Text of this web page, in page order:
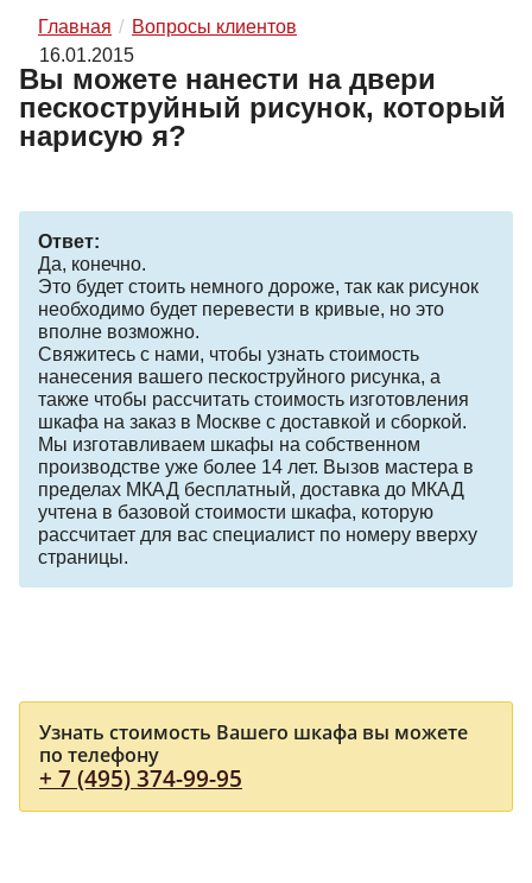
Главная
Вопросы клиентов
16.01.2015
Вы можете нанести на двери
пескоструйный рисунок, который
нарисую я?
Ответ:
Да, конечно.
Это будет стоить немного дороже, так как рисунок
необходимо будет перевести в кривые, но это
вполне возможно.
Свяжитесь с нами, чтобы узнать стоимость
нанесения вашего пескоструйного рисунка, а
также чтобы рассчитать стоимость изготовления
шкафа на заказ в Москве с доставкой и сборкой.
Мы изготавливаем шкафы на собственном
производстве уже более 14 лет. Вызов мастера в
пределах МКАД бесплатный, доставка до МКАД
учтена в базовой стоимости шкафа, которую
рассчитает для вас специалист по номеру вверху
страницы.
Узнать стоимость Вашего шкафа вы можете
по телефону
+ 7 (495) 374-99-95